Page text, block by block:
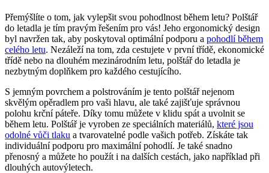
Přemýšlíte o tom, jak‌ vylepšit svou pohodlnost ⁤během letu? Polštář
do letadla⁤ je ⁣tím⁣ pravým řešením⁣ pro‌ vás! ‍Jeho ergonomický design
byl navržen tak, aby poskytoval optimální podporu⁣ a pohodlí během
celého letu. Nezáleží na ‌tom, zda cestujete ‌v první třídě, ekonomické
třídě nebo na dlouhém‌ mezinárodním letu,​ polštář do ​letadla⁤ je​
nezbytným ‍doplňkem pro každého cestujícího.
S jemným ​povrchem a polstrováním je⁢ tento polštář ‌nejenom
skvělým opěradlem pro vaši ⁢hlavu, ale také zajišťuje správnou
polohu krční páteře.​ Díky tomu⁤ můžete v klidu spát a uvolnit se
během letu. Polštář je vyroben ze‌ speciálních materiálů, které jsou​
odolné vůči tlaku ⁢a tvarovatelné⁤ podle ⁢vašich potřeb. Získáte tak
individuální‍ podporu pro ⁢maximální⁣ pohodlí. ​Je také​ snadno
přenosný a ⁣můžete ho ​použít ‍i na dalších cestách, jako‍ například při
‍dlouhých autovýletech.